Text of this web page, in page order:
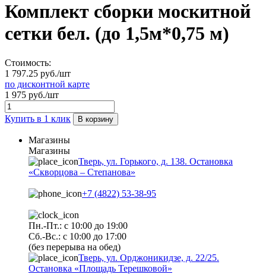
Комплект сборки москитной
сетки бел. (до 1,5м*0,75 м)
Стоимость:
1 797.25 руб./шт
по дисконтной карте
1 975 руб./шт
Купить в 1 клик В корзину
Магазины
Магазины
Тверь, ул. Горького, д. 138. Остановка
«Скворцова – Степанова»
+7 (4822) 53-38-95
Пн.-Пт.: с 10:00 до 19:00
Сб.-Вс.: с 10:00 до 17:00
(без перерыва на обед)
Тверь, ул. Орджоникидзе, д. 22/25.
Остановка «Площадь Терешковой»